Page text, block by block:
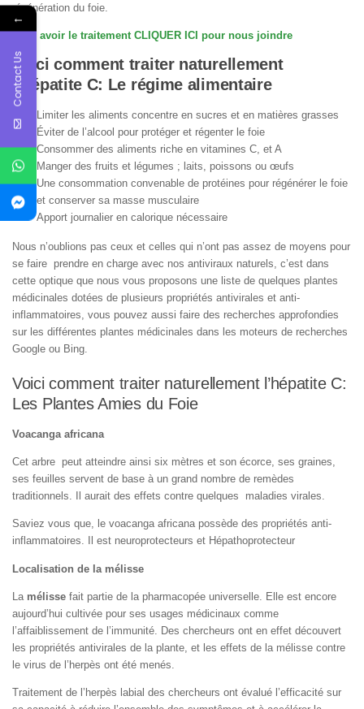
régénération du foie.
Pour avoir le traitement CLIQUER ICI pour nous joindre
Voici comment traiter naturellement
l’hépatite C: Le régime alimentaire
Limiter les aliments concentre en sucres et en matières grasses
Éviter de l’alcool pour protéger et régenter le foie
Consommer des aliments riche en vitamines C, et A
Manger des fruits et légumes ; laits, poissons ou œufs
Une consommation convenable de protéines pour régénérer le foie
et conserver sa masse musculaire
Apport journalier en calorique nécessaire
Nous n’oublions pas ceux et celles qui n’ont pas assez de moyens pour
se faire prendre en charge avec nos antiviraux naturels, c’est dans
cette optique que nous vous proposons une liste de quelques plantes
médicinales dotées de plusieurs propriétés antivirales et anti-
inflammatoires, vous pouvez aussi faire des recherches approfondies
sur les différentes plantes médicinales dans les moteurs de recherches
Google ou Bing.
Voici comment traiter naturellement l’hépatite C:
Les Plantes Amies du Foie
Voacanga africana
Cet arbre peut atteindre ainsi six mètres et son écorce, ses graines,
ses feuilles servent de base à un grand nombre de remèdes
traditionnels. Il aurait des effets contre quelques maladies virales.
Saviez vous que, le voacanga africana possède des propriétés anti-
inflammatoires. Il est neuroprotecteurs et Hépathoprotecteur
Localisation de la mélisse
La mélisse fait partie de la pharmacopée universelle. Elle est encore
aujourd’hui cultivée pour ses usages médicinaux comme
l’affaiblissement de l’immunité. Des chercheurs ont en effet découvert
les propriétés antivirales de la plante, et les effets de la mélisse contre
le virus de l’herpès ont été menés.
Traitement de l’herpès labial des chercheurs ont évalué l’efficacité sur
←
Contact Us